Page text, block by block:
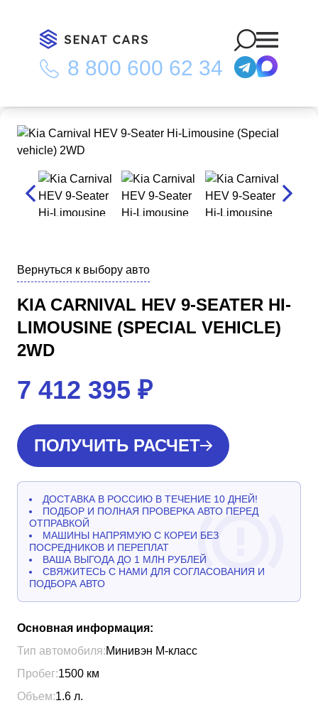
8 800 600 62 34
Главная Каталог/Kia Carnival HEV 9-Seater Hi-Limousine
(Special vehicle) 2WD
Вернуться к выбору авто
KIA CARNIVAL HEV 9-SEATER HI-
LIMOUSINE (SPECIAL VEHICLE)
2WD
7 412 395 ₽
ПОЛУЧИТЬ РАСЧЕТ
ДОСТАВКА В РОССИЮ В ТЕЧЕНИЕ 10 ДНЕЙ!
ПОДБОР И ПОЛНАЯ ПРОВЕРКА АВТО ПЕРЕД
ОТПРАВКОЙ
МАШИНЫ НАПРЯМУЮ С КОРЕИ БЕЗ
ПОСРЕДНИКОВ И ПЕРЕПЛАТ
ВАША ВЫГОДА ДО 1 МЛН РУБЛЕЙ
СВЯЖИТЕСЬ С НАМИ ДЛЯ СОГЛАСОВАНИЯ И
ПОДБОРА АВТО
Основная информация:
Тип автомобиля:Минивэн М-класс
Пробег:1500 км
Объем:1.6 л.